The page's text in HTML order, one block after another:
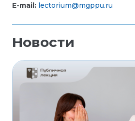
E-mail: lectorium@mgppu.ru
Новости